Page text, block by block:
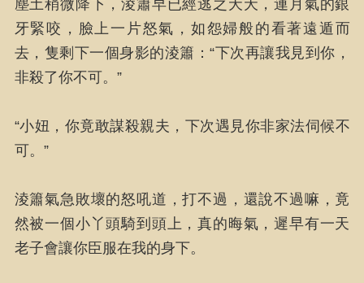
塵土稍微降下，淩簫早已經逃之夭夭，連月氣的銀
牙緊咬，臉上一片怒氣，如怨婦般的看著遠遁而
去，隻剩下一個身影的淩簫：“下次再讓我見到你，
非殺了你不可。”
“小妞，你竟敢謀殺親夫，下次遇見你非家法伺候不
可。”
淩簫氣急敗壞的怒吼道，打不過，還說不過嘛，竟
然被一個小丫頭騎到頭上，真的晦氣，遲早有一天
老子會讓你臣服在我的身下。